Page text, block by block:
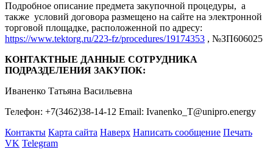
Подробное описание предмета закупочной процедуры, а
также условий договора размещено на сайте на электронной
торговой площадке, расположенной по адресу:
https://www.tektorg.ru/223-fz/procedures/19174353 , №ЗП606025
КОНТАКТНЫЕ ДАННЫЕ СОТРУДНИКА
ПОДРАЗДЕЛЕНИЯ ЗАКУПОК:
Иваненко Татьяна Васильевна
Телефон: +7(3462)38-14-12 Email: Ivanenko_T@unipro.energy
Контакты Карта сайта Наверх Написать сообщение Печать
VK Telegram